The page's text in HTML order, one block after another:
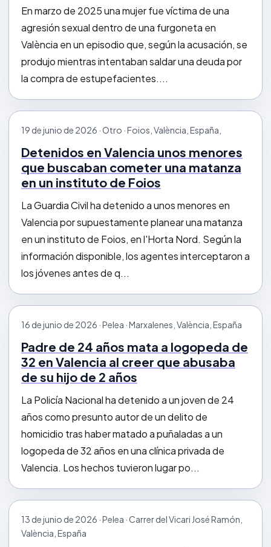
En marzo de 2025 una mujer fue víctima de una
agresión sexual dentro de una furgoneta en
València en un episodio que, según la acusación, se
produjo mientras intentaban saldar una deuda por
la compra de estupefacientes....
19 de junio de 2026 · Otro · Foios, València, España,
Detenidos en Valencia unos menores
que buscaban cometer una matanza
en un instituto de Foios
La Guardia Civil ha detenido a unos menores en
Valencia por supuestamente planear una matanza
en un instituto de Foios, en l'Horta Nord. Según la
información disponible, los agentes interceptaron a
los jóvenes antes de q...
16 de junio de 2026 · Pelea · Marxalenes, València, España
Padre de 24 años mata a logopeda de
32 en Valencia al creer que abusaba
de su hijo de 2 años
La Policía Nacional ha detenido a un joven de 24
años como presunto autor de un delito de
homicidio tras haber matado a puñaladas a un
logopeda de 32 años en una clínica privada de
Valencia. Los hechos tuvieron lugar po...
13 de junio de 2026 · Pelea · Carrer del Vicari José Ramón,
València, España